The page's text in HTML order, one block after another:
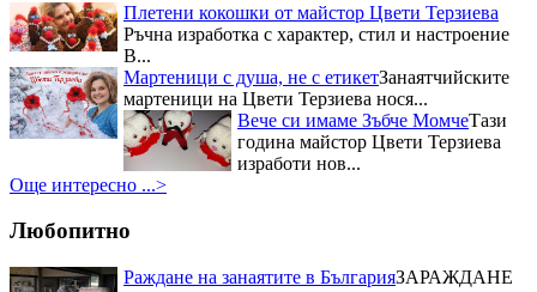
място в Кулинарния конкурс –
"Ястия от чесън" на Пра...
Цвети Терзиева на Първия
национален „Фестивал на ореха”Журито в състав -
финалистите от Hell`s Kitchen и
гостите на празника останаха
изумени от „Селския сладък
Плетени кокошки от майстор Цвети Терзиева
Ръчна изработка с характер, стил и настроение
В...
Мартеници с душа, не с етикетЗанаятчийските
мартеници на Цвети Терзиева нося...
Вече си имаме Зъбче МомчеТази
година майстор Цвети Терзиева
изработи нов...
Още интересно ...>
Любопитно
Раждане на занаятите в БългарияЗАРАЖДАНЕ